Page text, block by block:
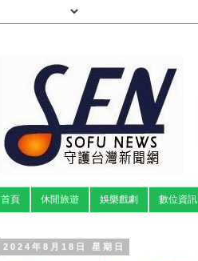
首頁 休閒旅遊 娛樂戲劇 數位資訊
2024年8月18日 星期日